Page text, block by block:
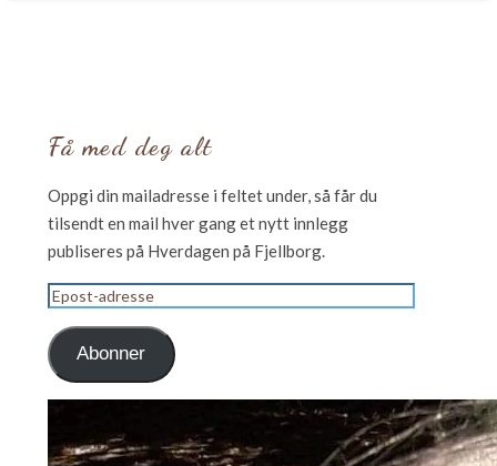
Få med deg alt
Oppgi din mailadresse i feltet under, så får du
tilsendt en mail hver gang et nytt innlegg
publiseres på Hverdagen på Fjellborg.
Epost-
adresse
Abonner